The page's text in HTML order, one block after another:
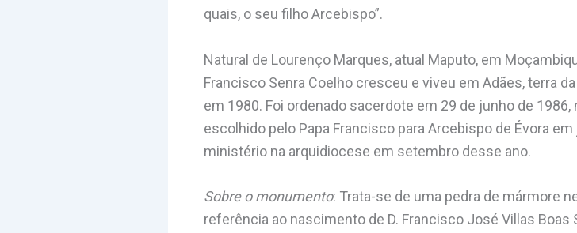
quais, o seu filho Arcebispo”.
Natural de Lourenço Marques, atual Maputo, em
Francisco Senra Coelho cresceu e viveu em Adães, terra
em 1980. Foi ordenado sacerdote em 29 de junho de
escolhido pelo Papa Francisco para Arcebispo de Évora
ministério na arquidiocese em setembro desse ano.
Sobre o monumento: Trata-se de uma pedra de mármore
referência ao nascimento de D. Francisco José Villas Boas